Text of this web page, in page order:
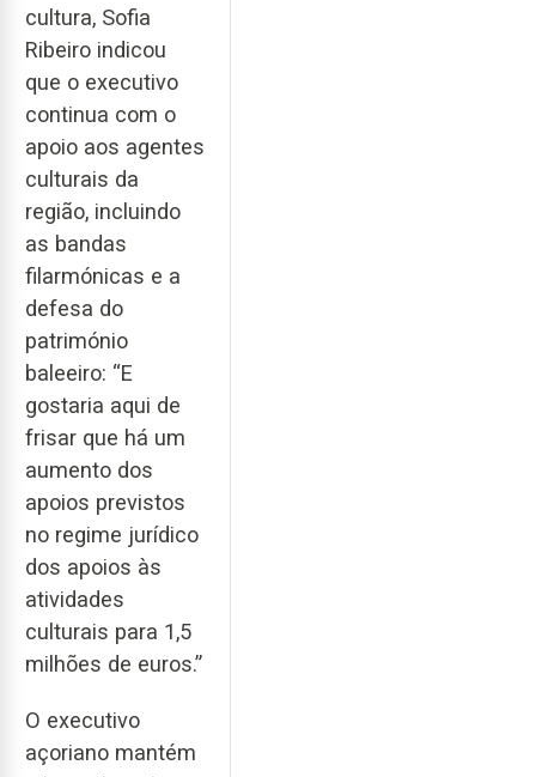
cultura, Sofia
Ribeiro indicou
que o executivo
continua com o
apoio aos agentes
culturais da
região, incluindo
as bandas
filarmónicas e a
defesa do
património
baleeiro: “E
gostaria aqui de
frisar que há um
aumento dos
apoios previstos
no regime jurídico
dos apoios às
atividades
culturais para 1,5
milhões de euros.”
O executivo
açoriano mantém